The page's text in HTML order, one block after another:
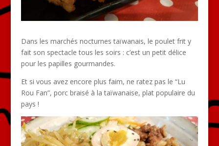
Dans les marchés nocturnes taïwanais, le poulet frit y
fait son spectacle tous les soirs : c’est un petit délice
pour les papilles gourmandes.
Et si vous avez encore plus faim, ne ratez pas le “Lu
Rou Fan”, porc braisé à la taïwanaise, plat populaire du
pays !